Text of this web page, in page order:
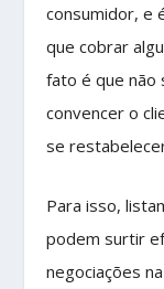
consumidor, e
que cobrar
fato é que não
convencer o
se
Para isso,
podem surtir
negociações